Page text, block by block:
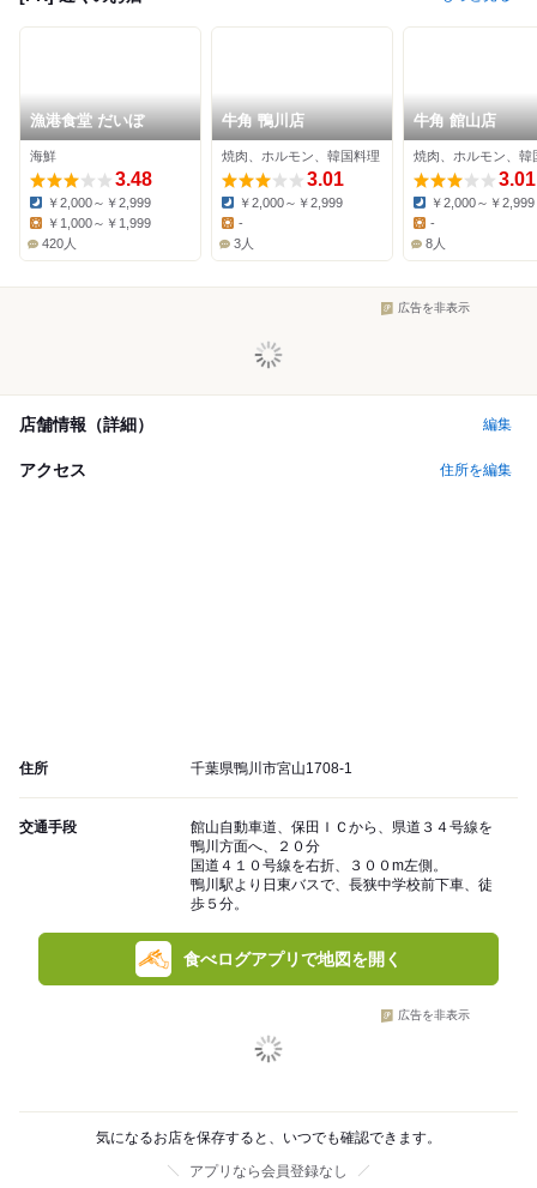
漁港食堂 だいぼ
海鮮
3.48
Dinner:
￥2,000～￥2,999
￥1,000～￥1,999
420人
牛角 鴨川店
焼肉、ホルモン、韓国料理
3.01
Dinner:
￥2,000～￥2,999
Lunch:
-
3人
牛角 館山店
焼肉、ホルモン、韓
3.01
Dinner:
￥2,000～￥2,999
Lunch:
-
8人
広告を非表示
店舗情報（詳細） 編集
アクセス 住所を編集
住所 千葉県鴨川市宮山1708-1
交通手段
館山自動車道、保田ＩＣから、県道３４号線を
鴨川方面へ、２０分
国道４１０号線を右折、３００m左側。
鴨川駅より日東バスで、長狭中学校前下車、徒
歩５分。
食べログアプリで地図を開く
広告を非表示
気になるお店を保存すると、いつでも確認できます。
アプリなら会員登録なし